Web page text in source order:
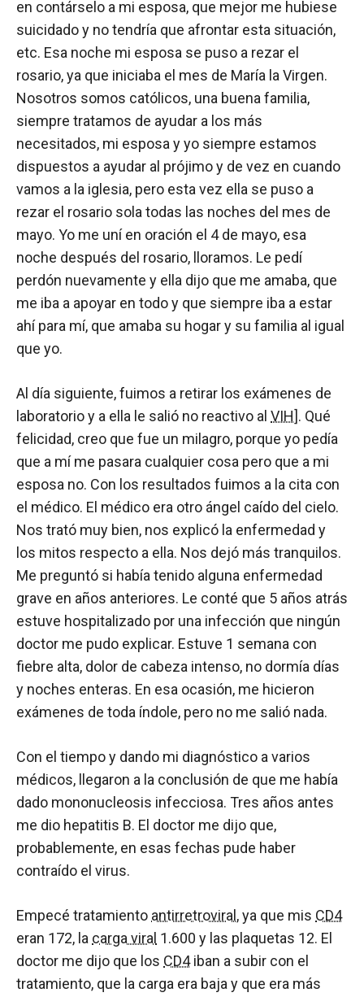
en contárselo a mi esposa, que mejor me hubiese
suicidado y no tendría que afrontar esta situación,
etc. Esa noche mi esposa se puso a rezar el
rosario, ya que iniciaba el mes de María la Virgen.
Nosotros somos católicos, una buena familia,
siempre tratamos de ayudar a los más
necesitados, mi esposa y yo siempre estamos
dispuestos a ayudar al prójimo y de vez en cuando
vamos a la iglesia, pero esta vez ella se puso a
rezar el rosario sola todas las noches del mes de
mayo. Yo me uní en oración el 4 de mayo, esa
noche después del rosario, lloramos. Le pedí
perdón nuevamente y ella dijo que me amaba, que
me iba a apoyar en todo y que siempre iba a estar
ahí para mí, que amaba su hogar y su familia al igual
que yo.
Al día siguiente, fuimos a retirar los exámenes de
laboratorio y a ella le salió no reactivo al VIH]. Qué
felicidad, creo que fue un milagro, porque yo pedía
que a mí me pasara cualquier cosa pero que a mi
esposa no. Con los resultados fuimos a la cita con
el médico. El médico era otro ángel caído del cielo.
Nos trató muy bien, nos explicó la enfermedad y
los mitos respecto a ella. Nos dejó más tranquilos.
Me preguntó si había tenido alguna enfermedad
grave en años anteriores. Le conté que 5 años atrás
estuve hospitalizado por una infección que ningún
doctor me pudo explicar. Estuve 1 semana con
fiebre alta, dolor de cabeza intenso, no dormía días
y noches enteras. En esa ocasión, me hicieron
exámenes de toda índole, pero no me salió nada.
Con el tiempo y dando mi diagnóstico a varios
médicos, llegaron a la conclusión de que me había
dado mononucleosis infecciosa. Tres años antes
me dio hepatitis B. El doctor me dijo que,
probablemente, en esas fechas pude haber
contraído el virus.
Empecé tratamiento antirretroviral , ya que mis CD4
eran 172, la carga viral 1.600 y las plaquetas 12. El
doctor me dijo que los CD4iban a subir con el
tratamiento, que la carga era baja y que era más